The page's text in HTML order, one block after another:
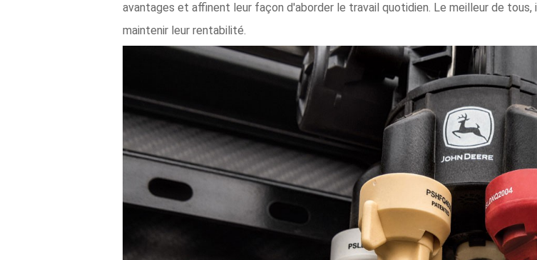
avantages et affinent leur façon d'aborder le travail quotidien. Le meilleur de
maintenir leur rentabilité.